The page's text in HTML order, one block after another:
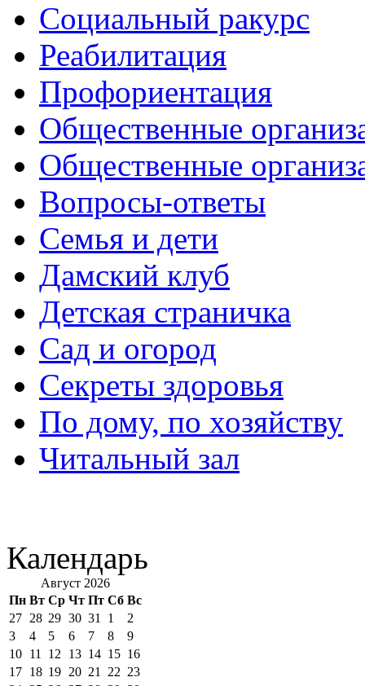
Социальный ракурс
Реабилитация
Профориентация
Общественные
Общественные
Вопросы-ответы
Семья и дети
Дамский клуб
Детская страничка
Сад и огород
Секреты здоровья
По дому, по хозяйству
Читальный зал
Календарь
Август 2026
Пн Вт Ср Чт Пт Сб Вс
27 28 29 30 31 1
2
3
4 5 6 7 8
9
10 11 12 13 14 15 16
17 18 19 20 21 22 23